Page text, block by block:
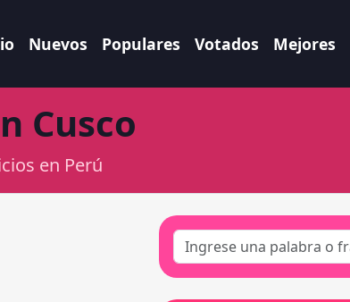
Nuevos Populares Votados Mejores
Cusco
en Perú